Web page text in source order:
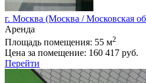
г. Москва (Москва / Московская
Аренда
Площадь помещения: 55 м2
Цена за помещение: 160 417 руб.
Перейти